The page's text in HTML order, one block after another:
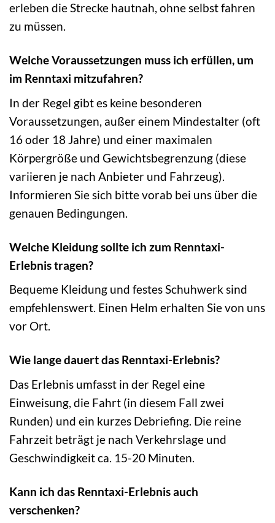
erleben die Strecke hautnah, ohne selbst fahren
zu müssen.
Welche Voraussetzungen muss ich erfüllen, um
im Renntaxi mitzufahren?
In der Regel gibt es keine besonderen
Voraussetzungen, außer einem Mindestalter (oft
16 oder 18 Jahre) und einer maximalen
Körpergröße und Gewichtsbegrenzung (diese
variieren je nach Anbieter und Fahrzeug).
Informieren Sie sich bitte vorab bei uns über die
genauen Bedingungen.
Welche Kleidung sollte ich zum Renntaxi-
Erlebnis tragen?
Bequeme Kleidung und festes Schuhwerk sind
empfehlenswert. Einen Helm erhalten Sie von uns
vor Ort.
Wie lange dauert das Renntaxi-Erlebnis?
Das Erlebnis umfasst in der Regel eine
Einweisung, die Fahrt (in diesem Fall zwei
Runden) und ein kurzes Debriefing. Die reine
Fahrzeit beträgt je nach Verkehrslage und
Geschwindigkeit ca. 15-20 Minuten.
Kann ich das Renntaxi-Erlebnis auch
verschenken?